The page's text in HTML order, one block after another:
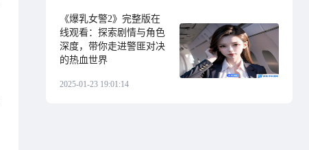
《爆乳女警2》完整版在
线观看：探索剧情与角色
深度，带你走进警匪对决
的热血世界
2025-01-23 19:01:14